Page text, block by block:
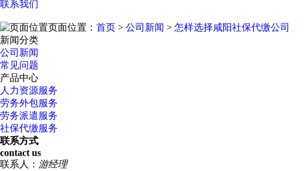
联系我们
页面位置： 首页 > 公司新闻 > 怎样选择咸阳社保代缴公司
新闻分类
公司新闻
常见问题
产品中心
人力资源服务
劳务外包服务
劳务派遣服务
社保代缴服务
联系方式
contact us
联系人： 游经理